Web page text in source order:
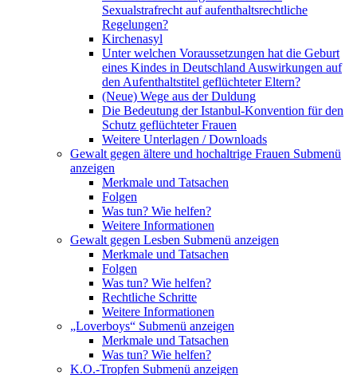
Sexualstrafrecht auf aufenthaltsrechtliche
Regelungen?
Kirchenasyl
Unter welchen Voraussetzungen hat die Geburt
eines Kindes in Deutschland Auswirkungen auf
den Aufenthaltstitel geflüchteter Eltern?
(Neue) Wege aus der Duldung
Die Bedeutung der Istanbul-Konvention für den
Schutz geflüchteter Frauen
Weitere Unterlagen / Downloads
Gewalt gegen ältere und hochaltrige Frauen Submenü
anzeigen
Merkmale und Tatsachen
Folgen
Was tun? Wie helfen?
Weitere Informationen
Gewalt gegen Lesben Submenü anzeigen
Merkmale und Tatsachen
Folgen
Was tun? Wie helfen?
Rechtliche Schritte
Weitere Informationen
„Loverboys“ Submenü anzeigen
Merkmale und Tatsachen
Was tun? Wie helfen?
K.O.-Tropfen Submenü anzeigen